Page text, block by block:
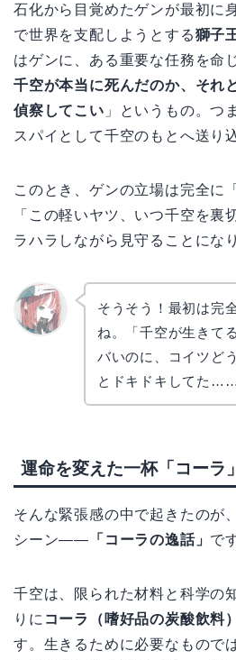
石化から目覚めたゲンが最初に
で世界を支配しようとする獅子
はゲンに、ある重要な任務を命
千空が本当に死んだのか、それ
偵察してこい 」というもの。つ
スパイとして千空のもとへ送り
このとき、ゲンの立場は完全に
「この軽いヤツ、いつ千空を
ラハラしながら見守ることにな
そうそう！最初は完
ね。「千空が生きて
バいのに、コイツど
とドキドキしてた……
運命を変えた一杯「コーラ」
そんな緊張感の中で起きたのが
シーン—— 「コーラの逸話」 で
千空は、限られた材料と科学の
りに コーラ（嗜好品の炭酸飲料）
す。生きるために必要なもので